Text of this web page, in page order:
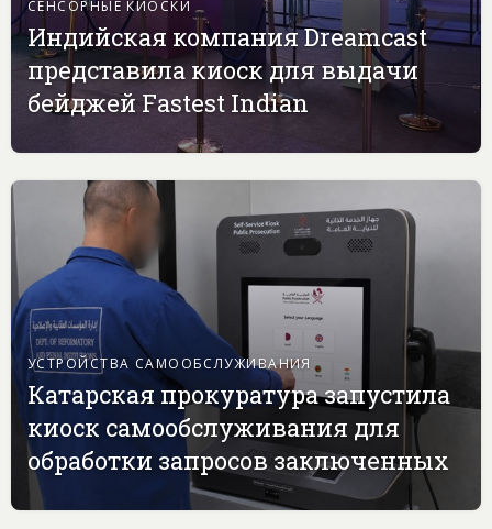
СЕНСОРНЫЕ КИОСКИ
Индийская компания Dreamcast
представила киоск для выдачи
бейджей Fastest Indian
УСТРОЙСТВА САМООБСЛУЖИВАНИЯ
Катарская прокуратура запустила
киоск самообслуживания для
обработки запросов заключенных